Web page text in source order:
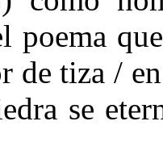
poema
de tiza /
se